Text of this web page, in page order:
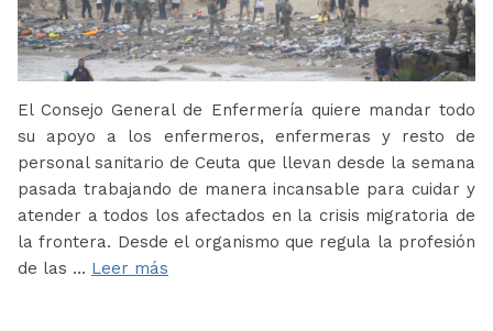
El Consejo General de Enfermería quiere mandar todo
su apoyo a los enfermeros, enfermeras y resto de
personal sanitario de Ceuta que llevan desde la semana
pasada trabajando de manera incansable para cuidar y
atender a todos los afectados en la crisis migratoria de
la frontera. Desde el organismo que regula la profesión
de las … Leer más